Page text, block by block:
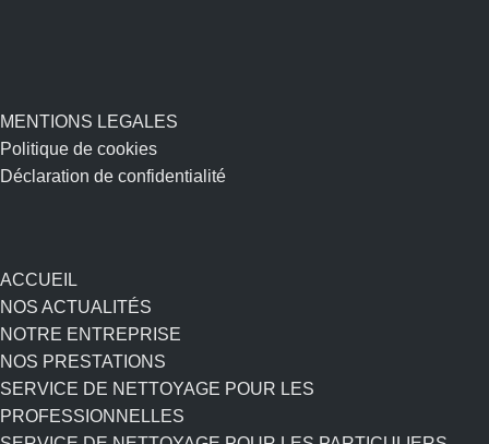
MENTIONS LEGALES
Politique de cookies
Déclaration de confidentialité
ACCUEIL
NOS ACTUALITÉS
NOTRE ENTREPRISE
NOS PRESTATIONS
SERVICE DE NETTOYAGE POUR LES
PROFESSIONNELLES